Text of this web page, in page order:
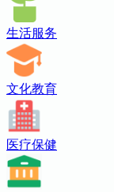
生活服务
文化教育
医疗保健